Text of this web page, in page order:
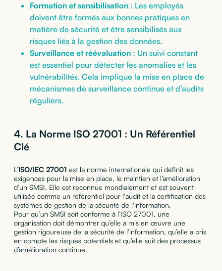
Formation et sensibilisation: Les employés
doivent être formés aux bonnes pratiques en
matière de sécurité et être sensibilisés aux
risques liés à la gestion des données.
Surveillance et réévaluation: Un suivi constant
est essentiel pour détecter les anomalies et les
vulnérabilités. Cela implique la mise en place de
mécanismes de surveillance continue et d’audits
réguliers.
4. La Norme ISO 27001 : Un Référentiel
Clé
L’ISO/IEC 27001 est la norme internationale qui définit les
exigences pour la mise en place, le maintien et l’amélioration
d’un SMSI. Elle est reconnue mondialement et est souvent
utilisée comme un référentiel pour l'audit et la certification des
systèmes de gestion de la sécurité de l'information.
Pour qu’un SMSI soit conforme à l’ISO 27001, une
organisation doit démontrer qu’elle a mis en œuvre une
gestion rigoureuse de la sécurité de l'information, qu’elle a pris
en compte les risques potentiels et qu’elle suit des processus
d’amélioration continue.